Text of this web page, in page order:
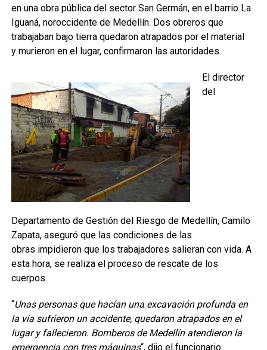
en una obra pública del sector San Germán, en el barrio La
Iguaná, noroccidente de Medellín. Dos obreros que
trabajaban bajo tierra quedaron atrapados por el material
y murieron en el lugar, confirmaron las autoridades.
El director
del
Departamento de Gestión del Riesgo de Medellín, Camilo
Zapata, aseguró que las condiciones de las
obras impidieron que los trabajadores salieran con vida. A
esta hora, se realiza el proceso de rescate de los
cuerpos.
“Unas personas que hacían una excavación profunda en
la vía sufrieron un accidente, quedaron atrapados en el
lugar y fallecieron. Bomberos de Medellín atendieron la
emergencia con tres máquinas“, dijo el funcionario.